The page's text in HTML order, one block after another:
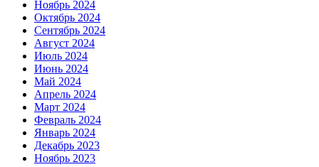
Ноябрь 2024
Октябрь 2024
Сентябрь 2024
Август 2024
Июль 2024
Июнь 2024
Май 2024
Апрель 2024
Март 2024
Февраль 2024
Январь 2024
Декабрь 2023
Ноябрь 2023